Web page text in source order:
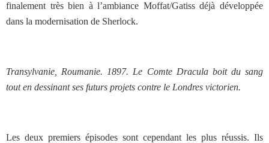
finalement très bien à l’ambiance Moffat/Gatiss déjà développée
dans la modernisation de Sherlock.
Transylvanie, Roumanie. 1897. Le Comte Dracula boit du sang
tout en dessinant ses futurs projets contre le Londres victorien.
Les deux premiers épisodes sont cependant les plus réussis. Ils